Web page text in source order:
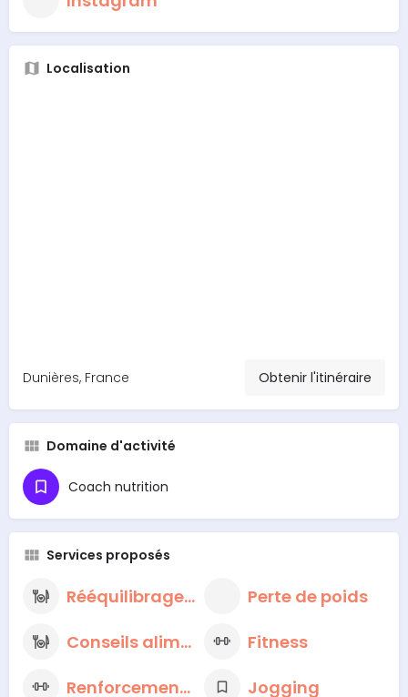
Localisation
Dunières, France Obtenir l'itinéraire
Domaine d'activité
Coach nutrition
Services proposés
Rééquilibrage alimentaire
Perte de poids
Conseils alimentaires nutritionnels
Fitness
Renforcement musculaire
Jogging